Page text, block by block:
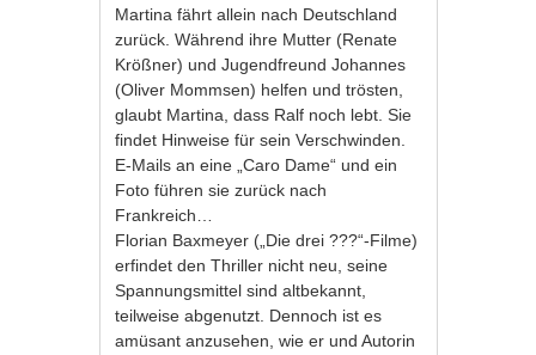
Martina fährt allein nach Deutschland
zurück. Während ihre Mutter (Renate
Krößner) und Jugendfreund Johannes
(Oliver Mommsen) helfen und trösten,
glaubt Martina, dass Ralf noch lebt. Sie
findet Hinweise für sein Verschwinden.
E-Mails an eine „Caro Dame“ und ein
Foto führen sie zurück nach
Frankreich…
Florian Baxmeyer („Die drei ???“-Filme)
erfindet den Thriller nicht neu, seine
Spannungsmittel sind altbekannt,
teilweise abgenutzt. Dennoch ist es
amüsant anzusehen, wie er und Autorin